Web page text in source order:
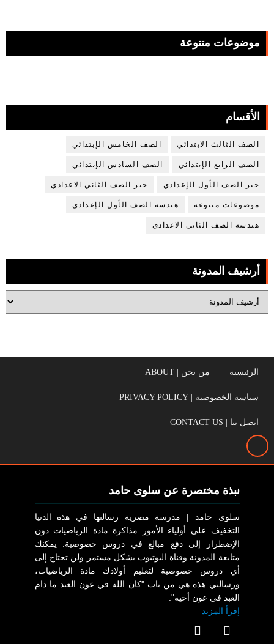
موضوعات متنوعة
الأقسام
الصف الثالث الابتدائي الصف الخامس الإبتدائي
الصف الرابع الإبتدائي الصف السادس الإبتدائي
جبر الصف الأول الإعدادي جبر الصف الثاني الاعدادي
موضوعات متنوعة هندسة الصف الأول الإعدادي
هندسة الصف الثاني الاعدادي
أرشيف المدونة
الرئيسية من نحن | ABOUT
سياسة الخصوصية | PRIVACY POLICY
اتصل بنا | CONTACT US
نبذة مختصرة عن سلوى حامد
سلوى حامد | مدرسة مصرية رسالتها في هذه الدنيا
التخفيف على أولياء الأمور مذاكرة مادة الرياضيات دون
الإضطرار إلى دفع مبالغ في دروس خصوصية. يمكنك
متابعة المدونة وقناة اليوتيوب بشكل مستمر ولن تحتاج إلى
أي دروس خصوصية لتعليم أولادك مادة الرياضيات،
ورسالتي هذه هي من باب "كان الله في عون العبد ما دام
العبد في عون أخيه".
إقرأ المزيد